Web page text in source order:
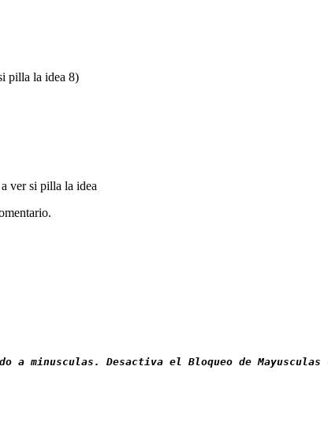
pilla la idea 8)
ver si pilla la idea
a minusculas. Desactiva el Bloqueo de